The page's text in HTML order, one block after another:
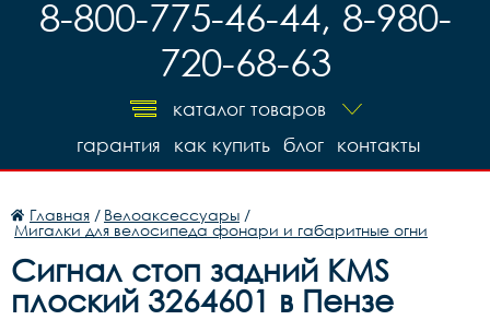
8-800-775-46-44, 8-980-
720-68-63
каталог товаров
контакты
блог
как купить
гарантия
Главная / Велоаксессуары /
Мигалки для велосипеда фонари и габаритные огни
Сигнал стоп задний KMS
плоский 3264601 в Пензе